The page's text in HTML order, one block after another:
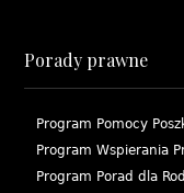
Porady prawne
Program Pomocy
Program Wspierania
Program Porad dla